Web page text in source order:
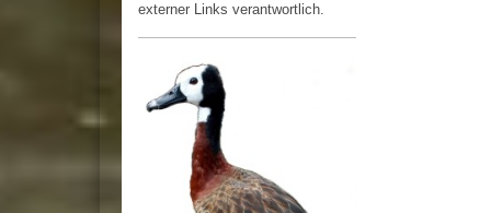
externer Links verantwortlich.